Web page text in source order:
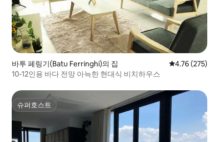
바투 페링기(Batu Ferringhi)의 집 평점 4.76점(5
4.76 (275)
10-12인용 바다 전망 아늑한 현대식 비치하우스
슈퍼호스트
슈퍼호스트